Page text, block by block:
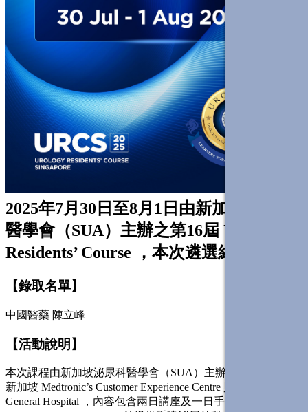
2025年7月30日至8月1日由新加坡泌尿科
醫學會（SUA）主辦之第16屆 Urology
Residents’ Course ，本次遴選結果如下:
【錄取名單】
中國醫藥 陳立峰
【活動說明】
本次課程由新加坡泌尿科醫學會（SUA）主辦，課程地點為
新加坡 Medtronic’s Customer Experience Centre 與 Sengkang
General Hospital ，內容包含兩日講座及一日手術技能操作訓練